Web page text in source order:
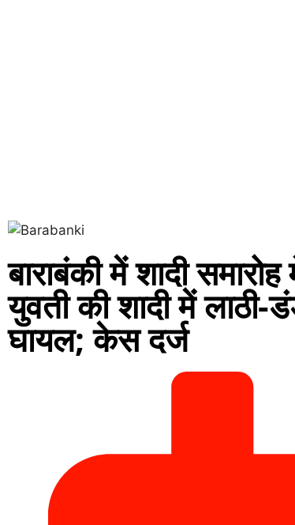
बाराबंकी में शादी
युवती की शादी में
घायल; केस दर्ज